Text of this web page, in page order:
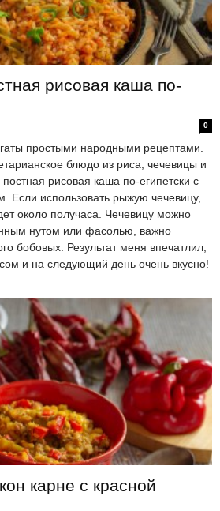
рисовая каша по-
0
простыми народными рецептами.
блюдо из риса, чечевицы и
рисовая каша по-египетски с
Если использовать рыжую чечевицу,
около получаса. Чечевицу можно
нутом или фасолью, важно
бобовых. Результат меня впечатлил,
и на следующий день очень вкусно!
карне с красной